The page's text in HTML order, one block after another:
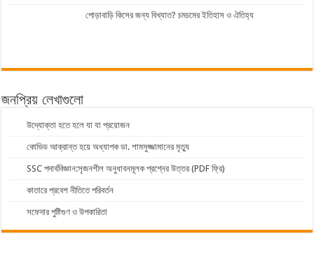
পোড়াবাড়ি কিসের জন্য বিখ্যাত? চমচমের ইতিহাস ও ঐতিহ্য
জনপ্রিয় লেখাগুলো
উদ্যোক্তা হতে হলে যা যা প্রয়োজন
কোভিড আক্রান্ত হয়ে অধ্যাপক ডা. শামসুজ্জামানের মৃত্যু
SSC পদার্থবিজ্ঞান:সৃজনশীল অনুধাবনমূলক প্রশ্নের উত্তর (PDF ফ্রি)
কাতারে প্রবেশ নীতিতে পরিবর্তন
সফেদার পুষ্টিগুণ ও উপকারিতা